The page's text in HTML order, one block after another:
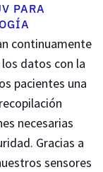
PARA
continuamente
datos con la
pacientes una
necesarias
Gracias a
sensores